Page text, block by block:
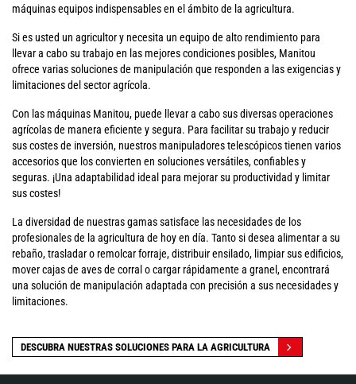
máquinas equipos indispensables en el ámbito de la agricultura.
Si es usted un agricultor y necesita un equipo de alto rendimiento para
llevar a cabo su trabajo en las mejores condiciones posibles, Manitou
ofrece varias soluciones de manipulación que responden a las exigencias y
limitaciones del sector agrícola.
Con las máquinas Manitou, puede llevar a cabo sus diversas operaciones
agrícolas de manera eficiente y segura. Para facilitar su trabajo y reducir
sus costes de inversión, nuestros manipuladores telescópicos tienen varios
accesorios que los convierten en soluciones versátiles, confiables y
seguras. ¡Una adaptabilidad ideal para mejorar su productividad y limitar
sus costes!
La diversidad de nuestras gamas satisface las necesidades de los
profesionales de la agricultura de hoy en día. Tanto si desea alimentar a su
rebaño, trasladar o remolcar forraje, distribuir ensilado, limpiar sus edificios,
mover cajas de aves de corral o cargar rápidamente a granel, encontrará
una solución de manipulación adaptada con precisión a sus necesidades y
limitaciones.
DESCUBRA NUESTRAS SOLUCIONES PARA LA AGRICULTURA